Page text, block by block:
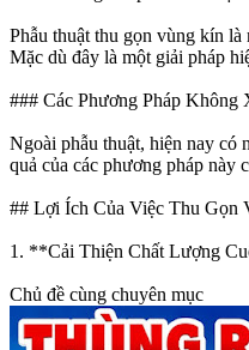
Phẫu thuật thu gọn vùng kín
Mặc dù đây là một giải pháp
### Các Phương Pháp Không
Ngoài phẫu thuật, hiện nay có
quả của các phương pháp này
## Lợi Ích Của Việc Thu Gọn
1. **Cải Thiện Chất Lượng
Chủ đề cùng chuyên mục